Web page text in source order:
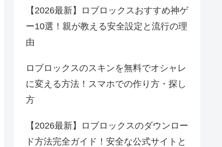
【2026最新】ロブロックスおすすめ神ゲ
ー10選！親が教える安全設定と流行の理
由
ロブロックスのスキンを無料でオシャレ
に変える方法！スマホでの作り方・探し
方
【2026最新】ロブロックスのダウンロー
ド方法完全ガイド！安全な公式サイトと